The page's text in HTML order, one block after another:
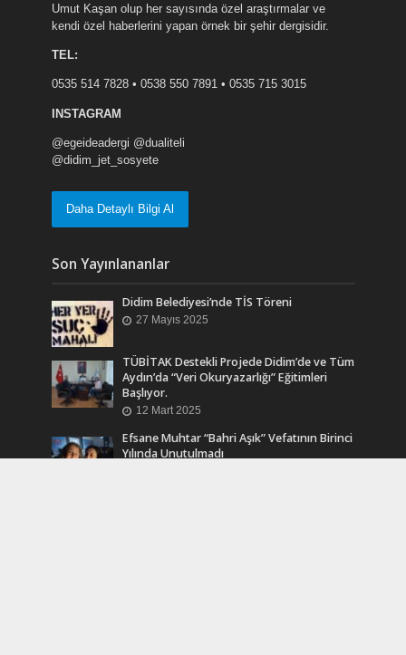
Umut Kaşan olup her sayısında özel araştırmalar ve
kendi özel haberlerini yapan örnek bir şehir dergisidir.
TEL:
0535 514 7828 • 0538 550 7891 • 0535 715 3015
INSTAGRAM
@egeideadergi @dualiteli
@didim_jet_sosyete
Daha Detaylı Bilgi Al
Son Yayınlananlar
Didim Belediyesi’nde TİS Töreni
27 Mayıs 2025
TÜBİTAK Destekli Projede Didim’de ve Tüm
Aydın’da “Veri Okuryazarlığı” Eğitimleri
Başlıyor.
12 Mart 2025
Efsane Muhtar “Bahri Aşık” Vefatının Birinci
Yılında Unutulmadı